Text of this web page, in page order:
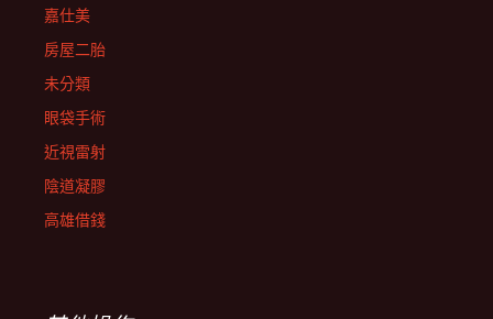
嘉仕美
房屋二胎
未分類
眼袋手術
近視雷射
陰道凝膠
高雄借錢